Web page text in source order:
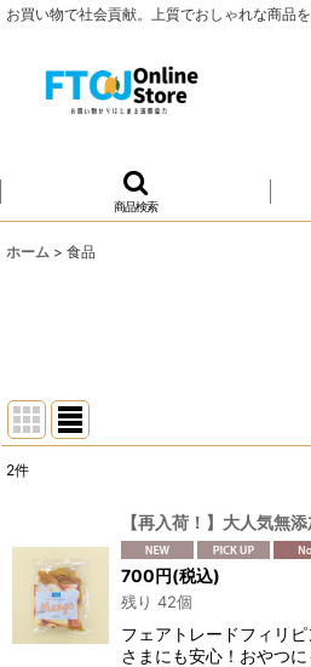
お買い物で社会貢献。上質でおしゃれな商品を
商品検索
ホーム > 食品
表示数:
並び順:
2件
【再入荷！】大人気無
700円(税込)
残り 42個
フェアトレードフィリ
さまにも安心！おやつ